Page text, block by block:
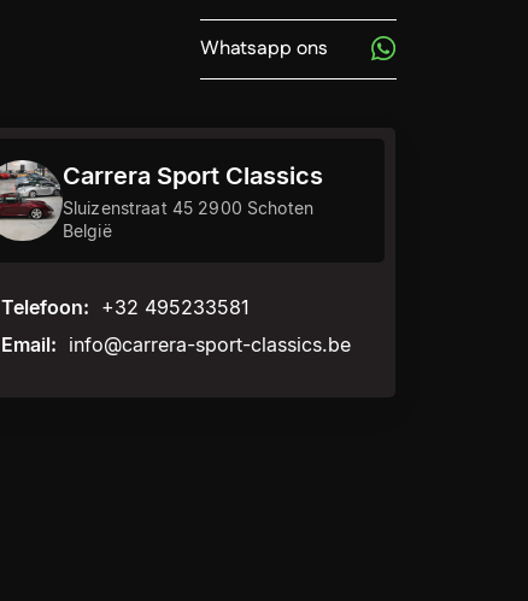
Whatsapp ons
Carrera Sport Classics
Sluizenstraat 45 2900 Schoten
België
Telefoon: +32 495233581
Email: info@carrera-sport-classics.be